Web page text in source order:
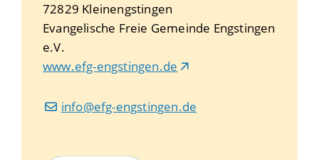
Evangelische Freie Gemeinde Engstingen
e.V.
72829 Kleinengstingen
www.efg-engstingen.de
info@efg-engstingen.de